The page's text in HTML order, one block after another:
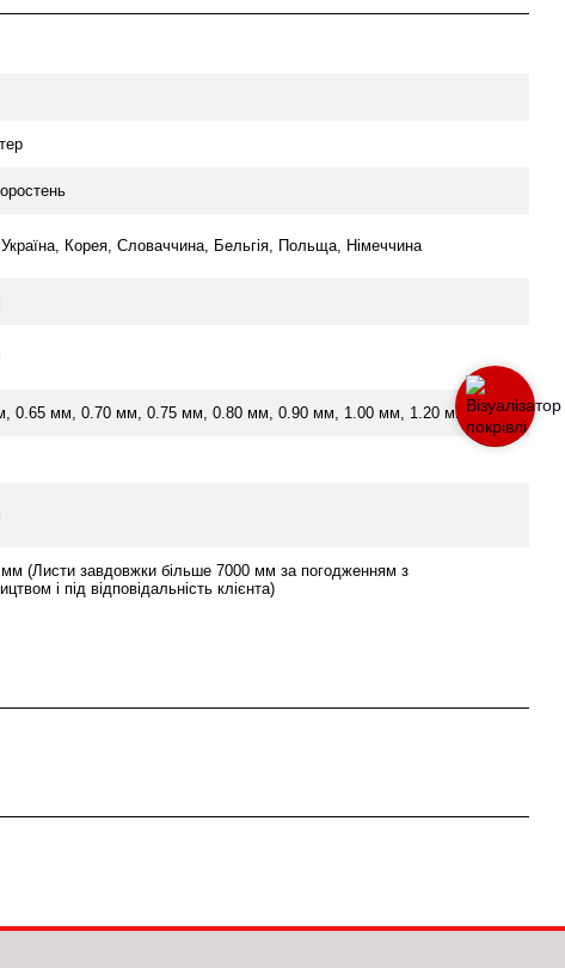
Корея, Словаччина, Бельгія, Польща, Німеччина
0.65 мм, 0.70 мм, 0.75 мм, 0.80 мм, 0.90 мм, 1.00 мм, 1.20 мм
(Листи завдовжки більше 7000 мм за погодженням з
і під відповідальність клієнта)